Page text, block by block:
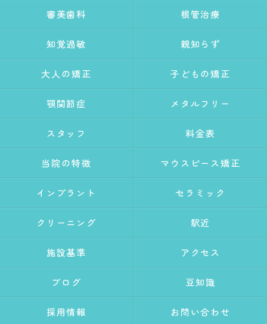
審美歯科 根管治療
知覚過敏 親知らず
大人の矯正 子どもの矯正
顎関節症 メタルフリー
スタッフ 料金表
当院の特徴 マウスピース矯正
インプラント セラミック
クリーニング 駅近
施設基準 アクセス
ブログ 豆知識
採用情報 お問い合わせ